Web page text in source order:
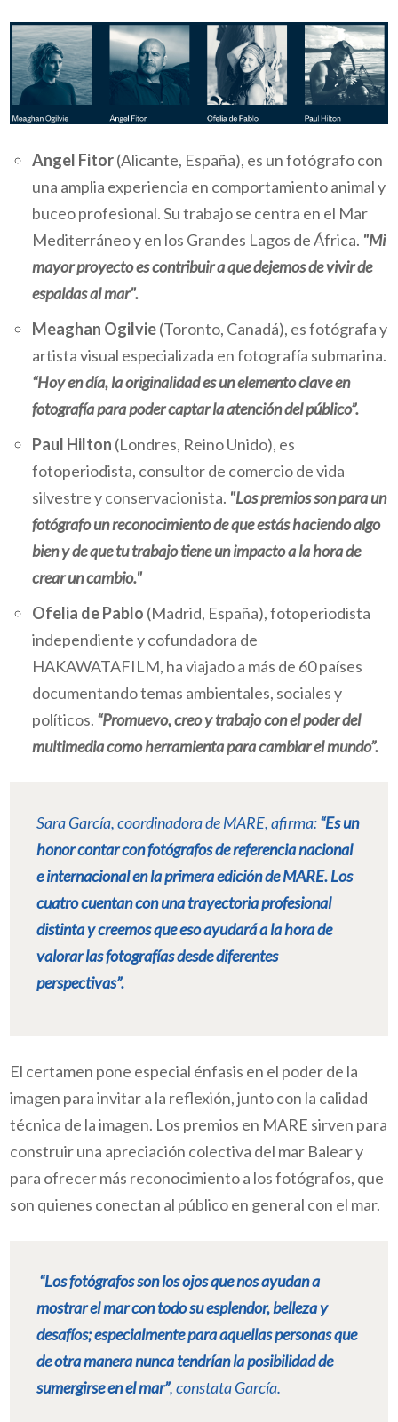
Angel Fitor(Alicante, España), es un fotógrafo con
una amplia experiencia en comportamiento animal y
buceo profesional. Su trabajo se centra en el Mar
Mediterráneo y en los Grandes Lagos de África. "Mi
mayor proyecto es contribuir a que dejemos de vivir de
espaldas al mar".
Meaghan Ogilvie(Toronto, Canadá), es fotógrafa y
artista visual especializada en fotografía submarina.
“Hoy en día, la originalidad es un elemento clave en
fotografía para poder captar la atención del público”.
Paul Hilton (Londres, Reino Unido), es
fotoperiodista, consultor de comercio de vida
silvestre y conservacionista. "Los premios son para un
fotógrafo un reconocimiento de que estás haciendo algo
bien y de que tu trabajo tiene un impacto a la hora de
crear un cambio."
Ofelia de Pablo (Madrid, España), fotoperiodista
independiente y cofundadora de
HAKAWATAFILM, ha viajado a más de 60 países
documentando temas ambientales, sociales y
políticos. “Promuevo, creo y trabajo con el poder del
multimedia como herramienta para cambiar el mundo”.
Sara García, coordinadora de MARE, afirma:“Es un
honor contar con fotógrafos de referencia nacional
e internacional en la primera edición de MARE. Los
cuatro cuentan con una trayectoria profesional
distinta y creemos que eso ayudará a la hora de
valorar las fotografías desde diferentes
perspectivas”.
El certamen pone especial énfasis en el poder de la
imagen para invitar a la reflexión, junto con la calidad
técnica de la imagen. Los premios en MARE sirven para
construir una apreciación colectiva del mar Balear y
para ofrecer más reconocimiento a los fotógrafos, que
son quienes conectan al público en general con el mar.
“Los fotógrafos son los ojos que nos ayudan a
mostrar el mar con todo su esplendor, belleza y
desafíos; especialmente para aquellas personas que
de otra manera nunca tendrían la posibilidad de
sumergirse en el mar”, constata García.